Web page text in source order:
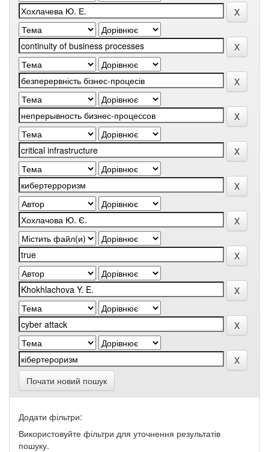
Почати новий пошук
Додати фільтри:
Використовуйте фільтри для уточнення результатів
пошуку.